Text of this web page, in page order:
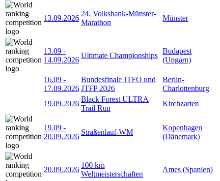
13.09.2026
24. Volksbank-Münster-
Marathon
Münster
13.09 -
14.09.2026
Ultimate Championships
Budapest
(Ungarn)
16.09 -
17.09.2026
Bundesfinale JTFO und
JTFP 2026
Berlin-
Charlottenburg
19.09.2026
Black Forest ULTRA
Trail Run
Kirchzarten
19.09 -
20.09.2026
Straßenlauf-WM
Kopenhagen
(Dänemark)
20.09.2026
100 km
Weltmeisterschaften
Ames (Spanien)